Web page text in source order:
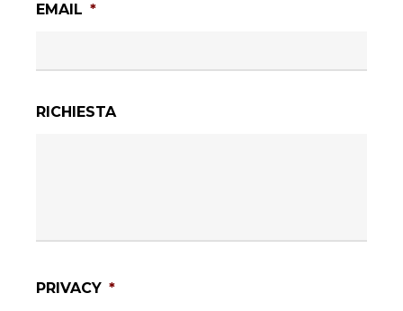
EMAIL *
RICHIESTA
PRIVACY *